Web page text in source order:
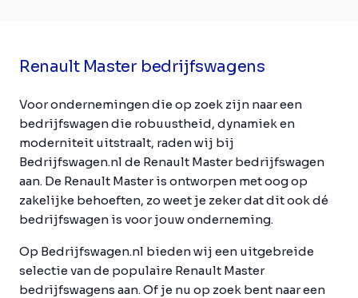
Renault Master bedrijfswagens
Voor ondernemingen die op zoek zijn naar een
bedrijfswagen die robuustheid, dynamiek en
moderniteit uitstraalt, raden wij bij
Bedrijfswagen.nl de Renault Master bedrijfswagen
aan. De Renault Master is ontworpen met oog op
zakelijke behoeften, zo weet je zeker dat dit ook dé
bedrijfswagen is voor jouw onderneming.
Op Bedrijfswagen.nl bieden wij een uitgebreide
selectie van de populaire Renault Master
bedrijfswagens aan. Of je nu op zoek bent naar een